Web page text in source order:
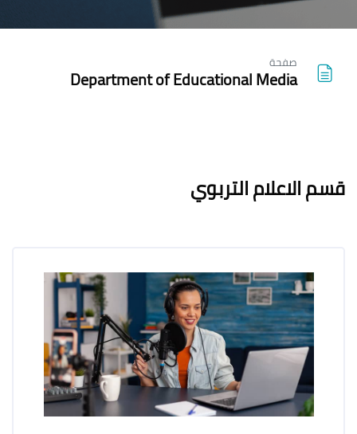
صفحة
Department of Educational Media
الكتل
قسم الاعلام التربوي